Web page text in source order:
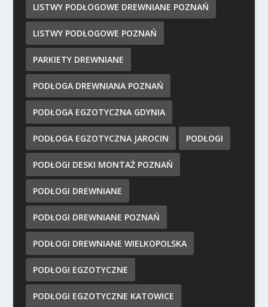
LISTWY PODŁOGOWE DREWNIANE POZNAŃ
LISTWY PODŁOGOWE POZNAŃ
PARKIETY DREWNIANE
PODŁOGA DREWNIANA POZNAŃ
PODŁOGA EGZOTYCZNA GDYNIA
PODŁOGA EGZOTYCZNA JAROCIN PODŁOGI
PODŁOGI DESKI MONTAŻ POZNAŃ
PODŁOGI DREWNIANE
PODŁOGI DREWNIANE POZNAŃ
PODŁOGI DREWNIANE WIELKOPOLSKA
PODŁOGI EGZOTYCZNE
PODŁOGI EGZOTYCZNE KATOWICE